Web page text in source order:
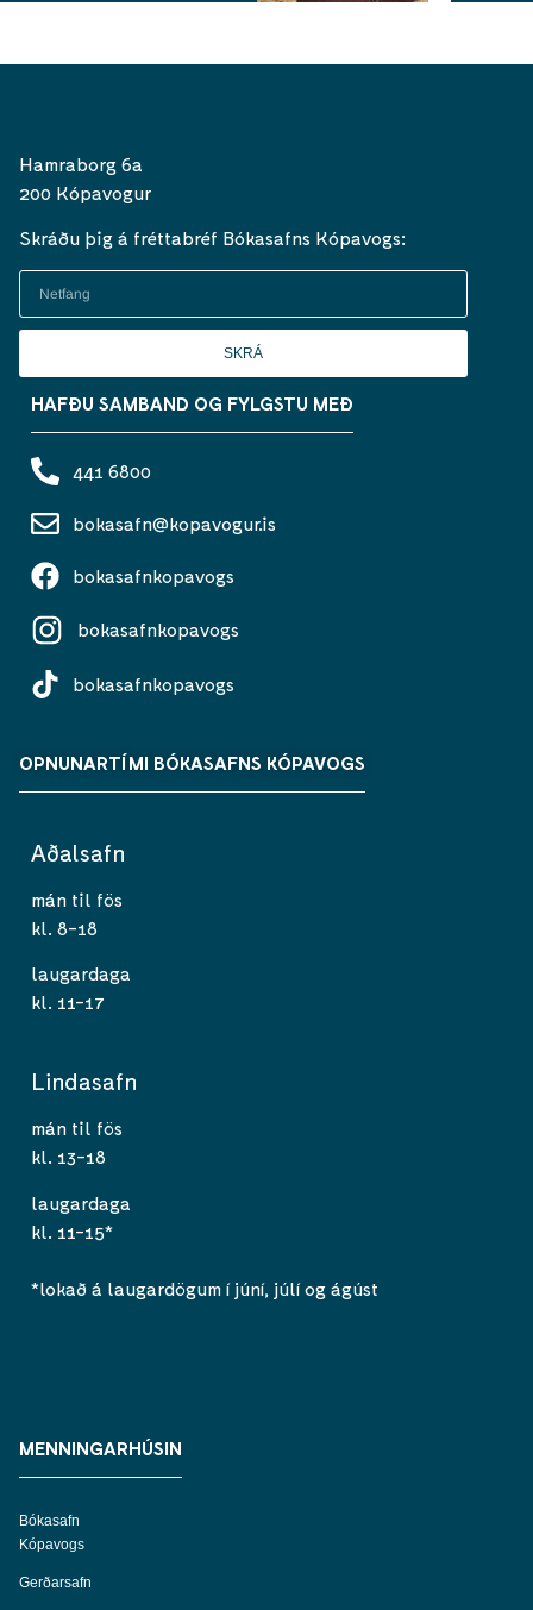
Hamraborg 6a
200 Kópavogur
Skráðu þig á fréttabréf Bókasafns Kópavogs:
SKRÁ
HAFÐU SAMBAND OG FYLGSTU MEÐ
441 6800
bokasafn@kopavogur.is
bokasafnkopavogs
bokasafnkopavogs
bokasafnkopavogs
OPNUNARTÍMI BÓKASAFNS KÓPAVOGS
Aðalsafn
mán til fös
kl. 8-18
laugardaga
kl. 11-17
Lindasafn
mán til fös
kl. 13-18
laugardaga
kl. 11-15*
*lokað á laugardögum í júní, júlí og ágúst
MENNINGARHÚSIN
Bókasafn
Kópavogs
Gerðarsafn